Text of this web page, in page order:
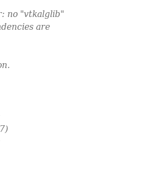
no "vtkalglib"
are